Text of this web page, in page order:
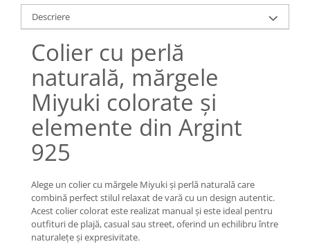
Lănțișoare cu Pietre Naturale
Lănțișoare Argint Diverse
COLIERE CU PERLE
Coliere cu Perle Naturale
Coliere cu Perle Preciosa
COLIERE ȘNUR REGLABIL
Coliere cu Inimioare
Coliere cu Cruce
Coliere cu Stea
Coliere cu Soare
Coliere cu Semilună
Coliere cu Zodii
Coliere cu Flori
Descriere
Colier cu perlă
naturală, mărgele
Miyuki colorate și
elemente din Argint
925
Alege un colier cu mărgele Miyuki și perlă naturală care
combină perfect stilul relaxat de vară cu un design autentic.
Acest colier colorat este realizat manual și este ideal pentru
outfituri de plajă, casual sau street, oferind un echilibru între
naturalețe și expresivitate.